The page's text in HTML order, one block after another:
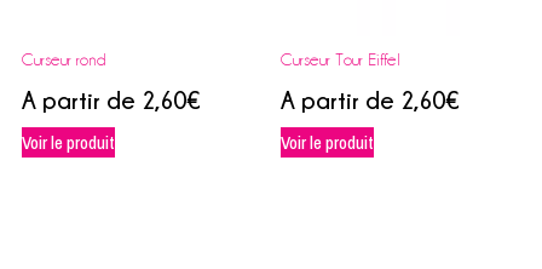
Curseur rond
A partir de 2,60€
Voir le produit
Curseur Tour Eiffel
A partir de 2,60€
Voir le produit